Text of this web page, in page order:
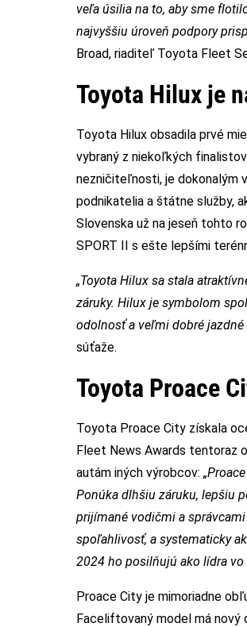
veľa úsilia na to, aby sme
najvyššiu úroveň podpory
Broad, riaditeľ Toyota Fleet
Toyota Hilux je
Toyota Hilux obsadila prvé
vybraný z niekoľkých
nezničiteľnosti, je dokonalým
podnikatelia a štátne služby,
Slovenska už na jeseň tohto
SPORT II s ešte lepšími
„Toyota Hilux sa stala
záruky. Hilux je symbolom
odolnosť a veľmi dobré
súťaže.
Toyota Proace
Toyota Proace City získala
Fleet News Awards tentoraz
autám iných výrobcov:
Ponúka dlhšiu záruku, lepšiu
prijímané vodičmi a
spoľahlivosť, a systematicky
2024 ho posilňujú ako lídra vo
Proace City je mimoriadne
Faceliftovaný model má nový